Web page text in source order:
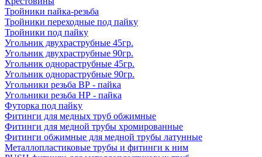
Тройники пайка-резьба
Тройники переходные под пайку
Тройники под пайку
Угольник двухраструбные 45гр.
Угольник двухраструбные 90гр.
Угольник однораструбные 45гр.
Угольник однораструбные 90гр.
Угольники резьба ВР - пайка
Угольники резьба НР - пайка
Футорка под пайку
Фитинги для медных труб обжимные
Фитинги для медной трубы хромированные
Фитинги обжимные для медной трубы латунные
Металлопластиковые трубы и фитинги к ним